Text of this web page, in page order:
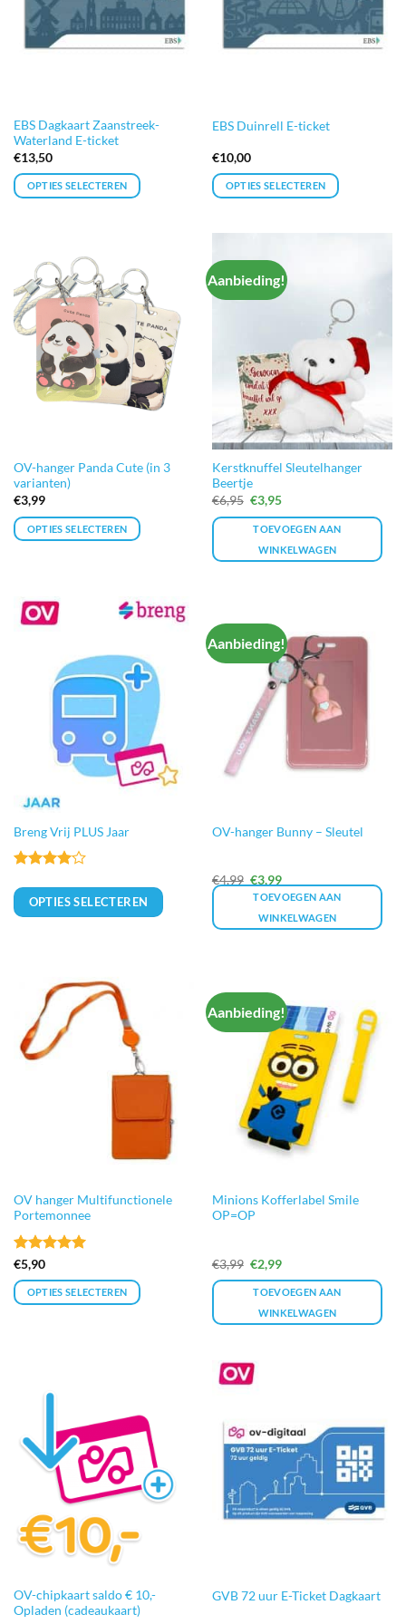
EBS Dagkaart Zaanstreek-
Waterland E-ticket
€13,50
OPTIES SELECTEREN
EBS Duinrell E-ticket
€10,00
OPTIES SELECTEREN
OV-hanger Panda Cute (in 3
varianten)
€3,99
OPTIES SELECTEREN
heeft
meerdere
worden
productpagina
Aanbieding!
Kerstknuffel Sleutelhanger
Beertje
€6,95 Oorspronkelijke
prijs
was:
€6,95.
€3,95Huidige
is:
€3,95.
TOEVOEGEN AAN
WINKELWAGEN
Breng Vrij PLUS Jaar
4
uit 5
OPTIES SELECTEREN
Aanbieding!
OV-hanger Bunny – Sleutel
€4,99 Oorspronkelijke
prijs
was:
€4,99.
€3,99Huidige
prijs
is:
€3,99.
TOEVOEGEN AAN
WINKELWAGEN
OV hanger Multifunctionele
Portemonnee
Gewaardeerd
5uit 5
€5,90
OPTIES SELECTEREN
meerdere
optie
gekozen
op
de
productpagina
Aanbieding!
Minions Kofferlabel Smile
OP=OP
€3,99 Oorspronkelijke
prijs
was:
€3,99.
€2,99Huidige
is:
€2,99.
TOEVOEGEN AAN
WINKELWAGEN
OV-chipkaart saldo € 10,-
Opladen (cadeaukaart)
GVB 72 uur E-Ticket Dagkaart